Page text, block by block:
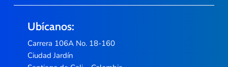
Ubícanos:
Carrera 106A No. 18-160
Ciudad Jardín